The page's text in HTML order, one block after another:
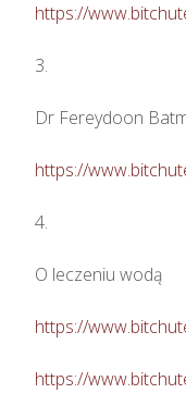
https://
3.
Dr Fereydoon
https://
4.
O leczeniu wodą
https://
https://